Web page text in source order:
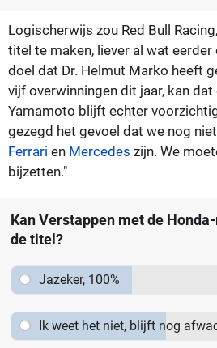
Logischerwijs zou Red Bull
titel te maken, liever al wat eerder
doel dat Dr. Helmut Marko heeft
vijf overwinningen dit jaar, kan
Yamamoto blijft echter
gezegd het gevoel dat we nog
Ferrari en Mercedes zijn. We
bijzetten."
Kan Verstappen met de
de titel?
Jazeker, 100%
Ik weet het niet, blijft nog